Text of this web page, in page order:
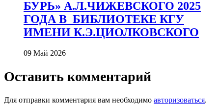
БУРЬ» А.Л.ЧИЖЕВСКОГО 2025
ГОДА В_БИБЛИОТЕКЕ КГУ
ИМЕНИ К.Э.ЦИОЛКОВСКОГО
09 Май 2026
Оставить комментарий
Для отправки комментария вам необходимо авторизоваться.